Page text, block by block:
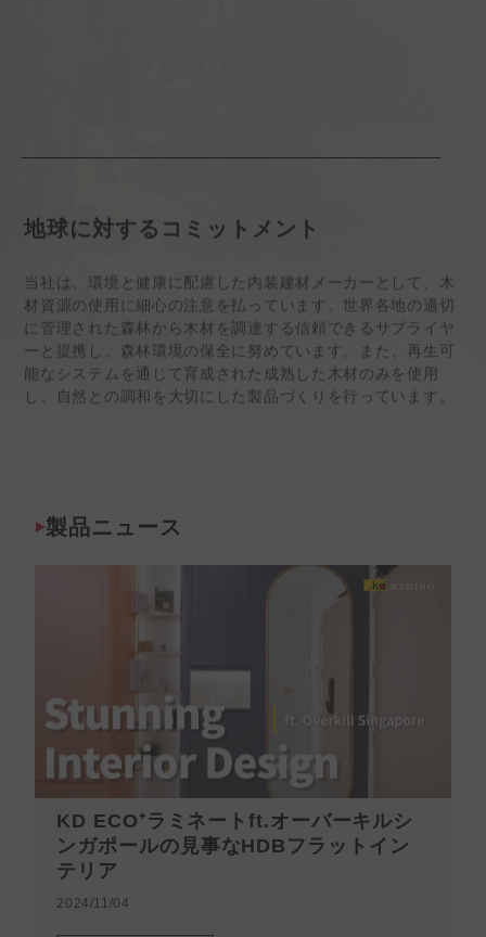
地球に対するコミットメント
当社は、環境と健康に配慮した内装建材メーカーとして、木
材資源の使用に細心の注意を払っています。世界各地の適切
に管理された森林から木材を調達する信頼できるサプライヤ
ーと提携し、森林環境の保全に努めています。また、再生可
能なシステムを通じて育成された成熟した木材のみを使用
し、自然との調和を大切にした製品づくりを行っています。
製品ニュース
KD ECO⁺ラミネートft.オーバーキルシ
ンガポールの見事なHDBフラットイン
テリア
2024/11/04